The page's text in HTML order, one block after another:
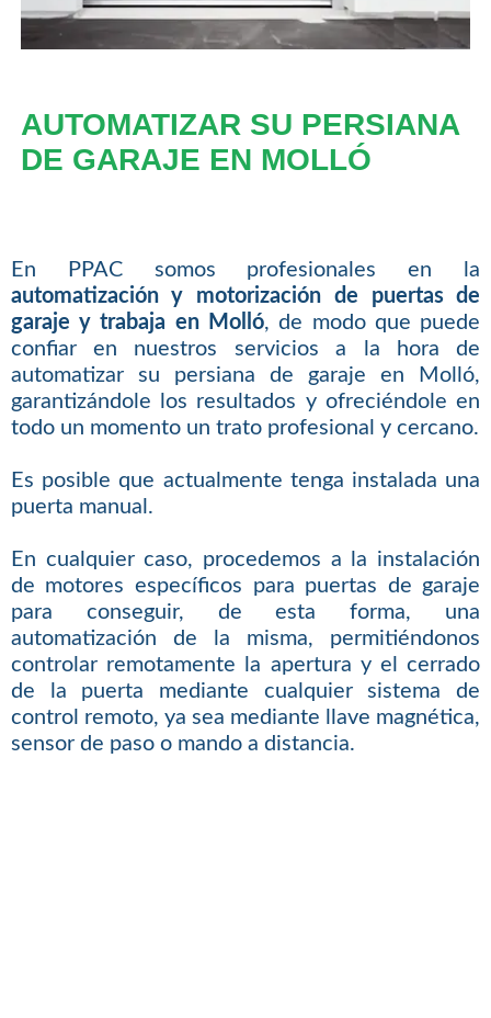
AUTOMATIZAR SU PERSIANA
DE GARAJE EN MOLLÓ
En PPAC somos profesionales en la
automatización y motorización de puertas de
garaje y trabaja en Molló, de modo que puede
confiar en nuestros servicios a la hora de
automatizar su persiana de garaje en Molló,
garantizándole los resultados y ofreciéndole en
todo un momento un trato profesional y cercano.
Es posible que actualmente tenga instalada una
puerta manual.
En cualquier caso, procedemos a la instalación
de motores específicos para puertas de garaje
para conseguir, de esta forma, una
automatización de la misma, permitiéndonos
controlar remotamente la apertura y el cerrado
de la puerta mediante cualquier sistema de
control remoto, ya sea mediante llave magnética,
sensor de paso o mando a distancia.